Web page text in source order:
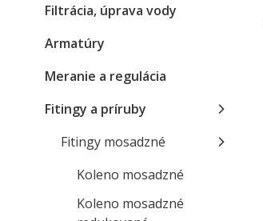
Filtrácia, úprava vody
Armatúry
Meranie a regulácia
Fitingy a príruby
Fitingy mosadzné
Koleno mosadzné
Koleno mosadzné